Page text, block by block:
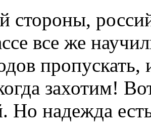
стороны,
все же
пропускать,
захотим!
Но надежда